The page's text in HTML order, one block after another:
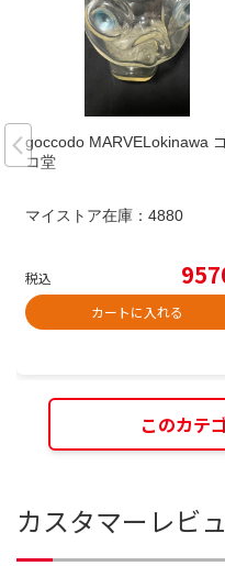
goccodo MARVELokinawa
コ堂
マイストア在庫： 4880
税込
カートに入れる
このカテ
カスタマーレビ